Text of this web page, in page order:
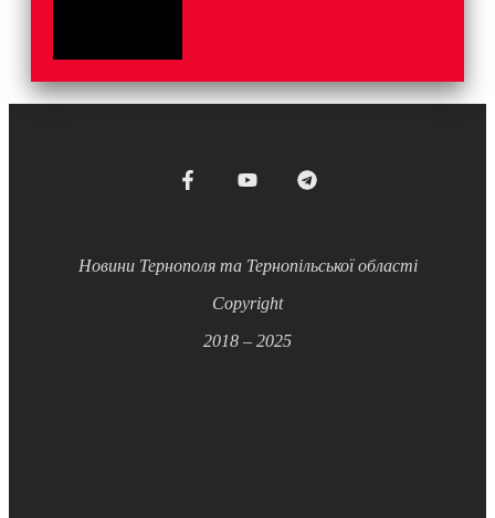
Новини Тернополя та Тернопільської області
Copyright
2018 – 2025